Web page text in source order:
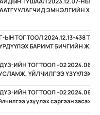
ЭМНЭЛГИЙН
ЫН ТОГТООЛ 2024.12.13-438
БАРИМТ БИЧГИЙН
ИЙН ТОГТООЛ -02
ҮЙЛЧИЛГЭЭ ҮЗҮҮЛЭХ
ИЙН ТОГТООЛ -02
үзүүлэх сэргээн засах